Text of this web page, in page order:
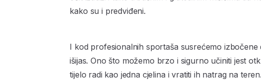
kako su i predviđeni.
I kod profesionalnih sportaša susrećemo
išijas. Ono što možemo brzo i sigurno učiniti jest
tijelo radi kao jedna cjelina i vratiti ih natrag na teren.